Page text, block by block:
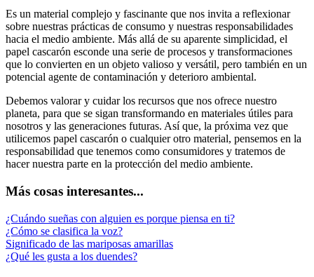
Es un material complejo y fascinante que nos invita a reflexionar
sobre nuestras prácticas de consumo y nuestras responsabilidades
hacia el medio ambiente. Más allá de su aparente simplicidad, el
papel cascarón esconde una serie de procesos y transformaciones
que lo convierten en un objeto valioso y versátil, pero también en un
potencial agente de contaminación y deterioro ambiental.
Debemos valorar y cuidar los recursos que nos ofrece nuestro
planeta, para que se sigan transformando en materiales útiles para
nosotros y las generaciones futuras. Así que, la próxima vez que
utilicemos papel cascarón o cualquier otro material, pensemos en la
responsabilidad que tenemos como consumidores y tratemos de
hacer nuestra parte en la protección del medio ambiente.
Más cosas interesantes...
¿Cuándo sueñas con alguien es porque piensa en ti?
¿Cómo se clasifica la voz?
Significado de las mariposas amarillas
¿Qué les gusta a los duendes?